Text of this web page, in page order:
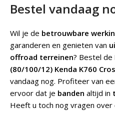
Bestel vandaag
Wil je de betrouwbare
garanderen en genieten van
offroad terreinen? Bestel de
(80/100/12) Kenda K760
vandaag nog. Profiteer van
ervoor dat je banden altijd in
Heeft u toch nog vragen